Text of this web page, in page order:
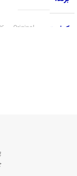
کیفیت Original